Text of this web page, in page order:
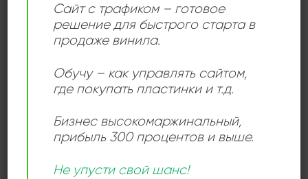
в истории поп-музыки. Ravenscroft также
сотрудничал с такими артистами, как Pink Floyd,
ABBA, Marvin Gaye и Daft Punk.
wishlist
Сайт с трафиком – готовое
решение для быстрого старта в
продаже винила.
Обучу – как управлять сайтом,
где покупать пластинки и т.д.
Бизнес высокомаржинальный,
прибыль 300 процентов и выше.
Не упусти свой шанс!